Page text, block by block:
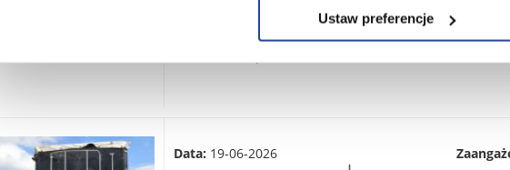
Ustaw preferencje
Data: 19-06-2026